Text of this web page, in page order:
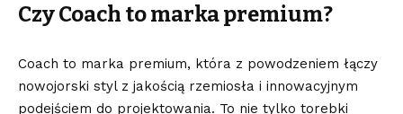
Czy Coach to marka premium?
Coach to marka premium, która z powodzeniem łączy
nowojorski styl z jakością rzemiosła i innowacyjnym
podejściem do projektowania. To nie tylko torebki